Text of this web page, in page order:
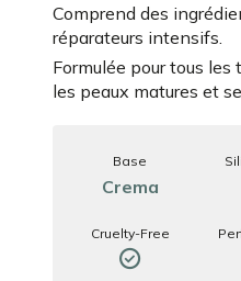
Comprend des
réparateurs intensifs.
Formulée pour tous
les peaux matures et
Base
Crema
Cruelty-Free